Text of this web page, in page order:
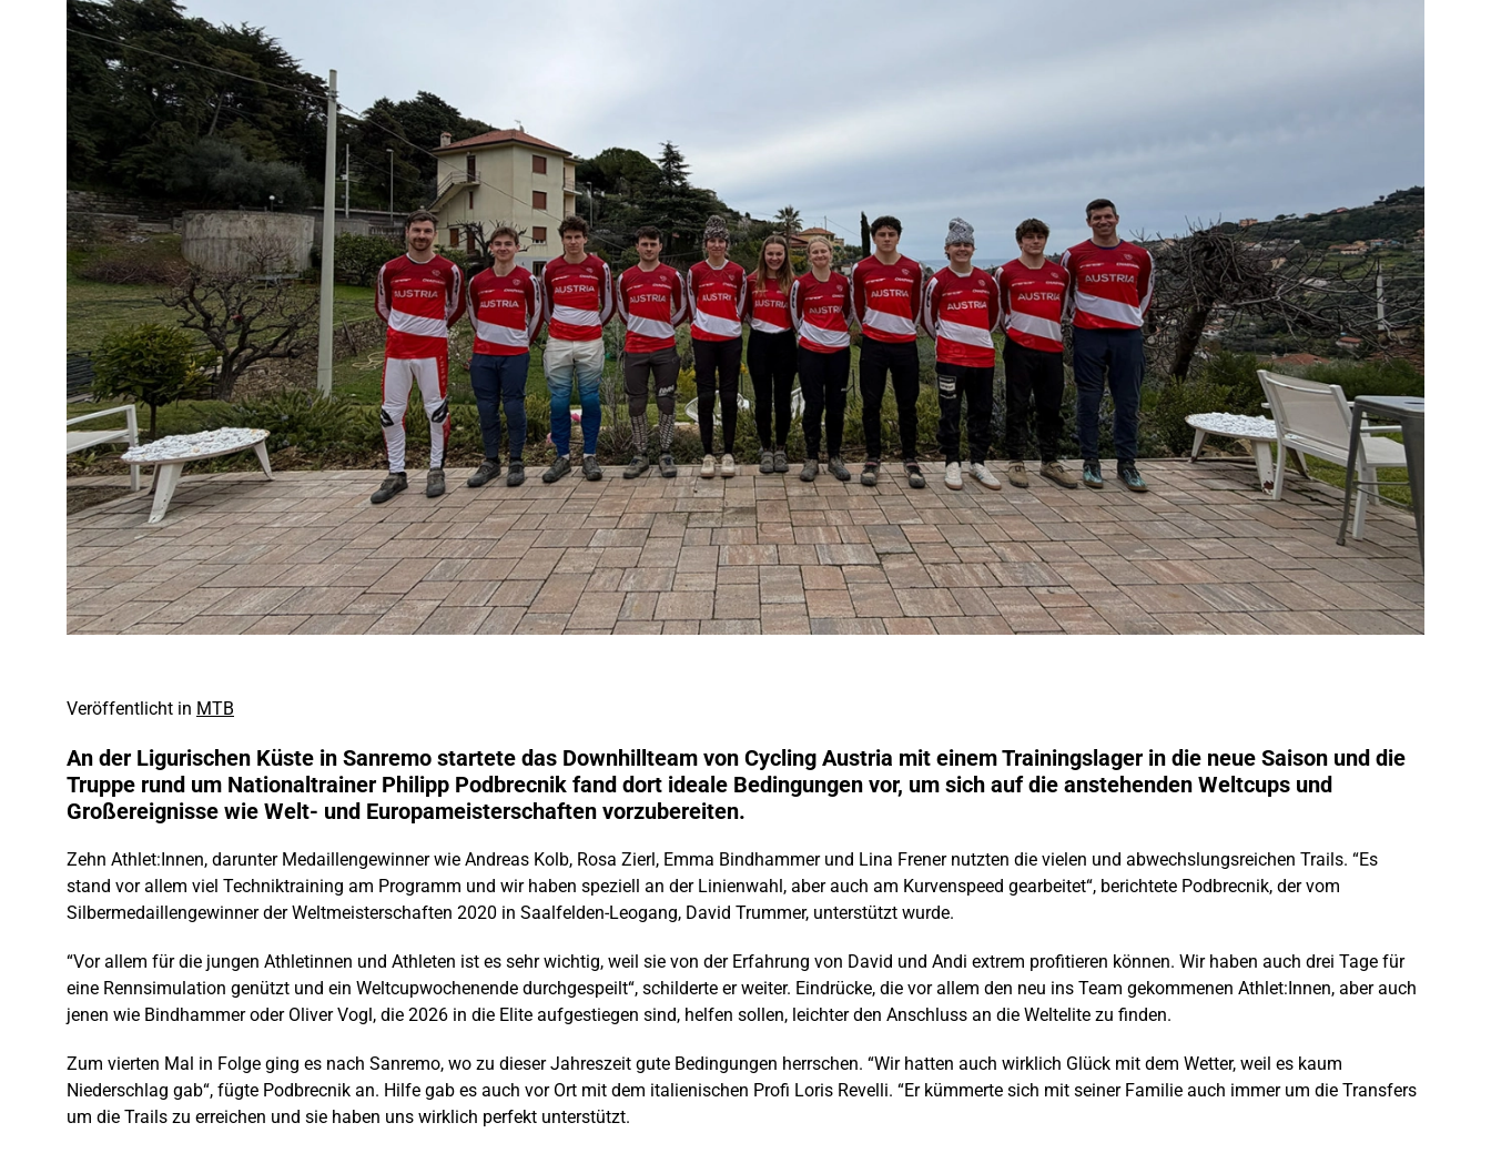
Veröffentlicht in MTB
An der Ligurischen Küste in Sanremo startete das Downhillteam von Cycling Austria mit einem Trainingslager in die neue Saison und die
Truppe rund um Nationaltrainer Philipp Podbrecnik fand dort ideale Bedingungen vor, um sich auf die anstehenden Weltcups und
Großereignisse wie Welt- und Europameisterschaften vorzubereiten.
Zehn Athlet:Innen, darunter Medaillengewinner wie Andreas Kolb, Rosa Zierl, Emma Bindhammer und Lina Frener nutzten die vielen und abwechslungsreichen Trails. “Es
stand vor allem viel Techniktraining am Programm und wir haben speziell an der Linienwahl, aber auch am Kurvenspeed gearbeitet“, berichtete Podbrecnik, der vom
Silbermedaillengewinner der Weltmeisterschaften 2020 in Saalfelden-Leogang, David Trummer, unterstützt wurde.
“Vor allem für die jungen Athletinnen und Athleten ist es sehr wichtig, weil sie von der Erfahrung von David und Andi extrem profitieren können. Wir haben auch drei Tage für
eine Rennsimulation genützt und ein Weltcupwochenende durchgespeilt“, schilderte er weiter. Eindrücke, die vor allem den neu ins Team gekommenen Athlet:Innen, aber auch
jenen wie Bindhammer oder Oliver Vogl, die 2026 in die Elite aufgestiegen sind, helfen sollen, leichter den Anschluss an die Weltelite zu finden.
Zum vierten Mal in Folge ging es nach Sanremo, wo zu dieser Jahreszeit gute Bedingungen herrschen. “Wir hatten auch wirklich Glück mit dem Wetter, weil es kaum
Niederschlag gab“, fügte Podbrecnik an. Hilfe gab es auch vor Ort mit dem italienischen Profi Loris Revelli. “Er kümmerte sich mit seiner Familie auch immer um die Transfers
um die Trails zu erreichen und sie haben uns wirklich perfekt unterstützt.